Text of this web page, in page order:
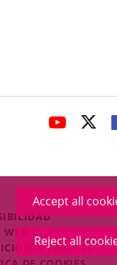
Accept all
Reject all
LINK
LEGALES